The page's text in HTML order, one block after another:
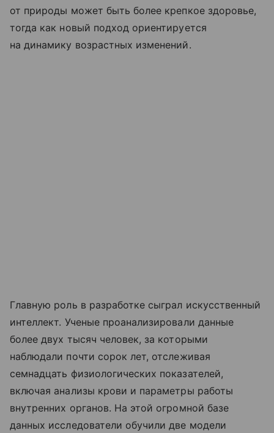
от природы может быть более крепкое здоровье,
тогда как новый подход ориентируется
на динамику возрастных изменений.
Главную роль в разработке сыграл искусственный
интеллект. Ученые проанализировали данные
более двух тысяч человек, за которыми
наблюдали почти сорок лет, отслеживая
семнадцать физиологических показателей,
включая анализы крови и параметры работы
внутренних органов. На этой огромной базе
данных исследователи обучили две модели